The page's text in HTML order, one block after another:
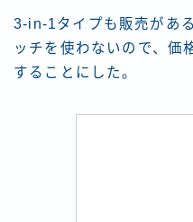
3-in-1タイプも販売があ
ッチを使わないので、価
することにした。